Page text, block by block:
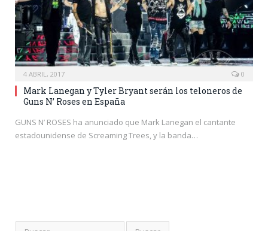
4 ABRIL, 2017 0
Mark Lanegan y Tyler Bryant serán los teloneros de
Guns N’ Roses en España
GUNS N’ ROSES ha anunciado que Mark Lanegan el cantante
estadounidense de Screaming Trees, y la banda…